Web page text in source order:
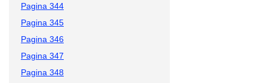
Pagina 344
Pagina 345
Pagina 346
Pagina 347
Pagina 348